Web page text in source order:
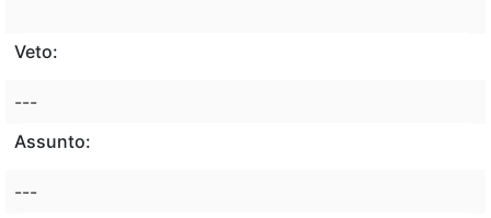
Veto:
---
Assunto:
---